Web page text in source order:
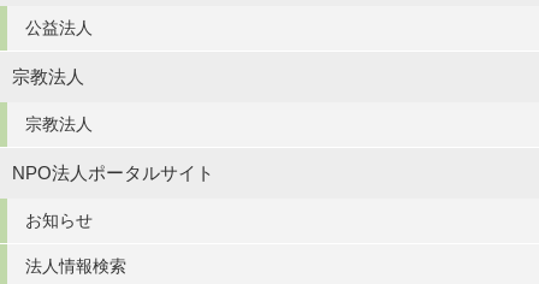
公益法人
宗教法人
宗教法人
NPO法人ポータルサイト
お知らせ
法人情報検索